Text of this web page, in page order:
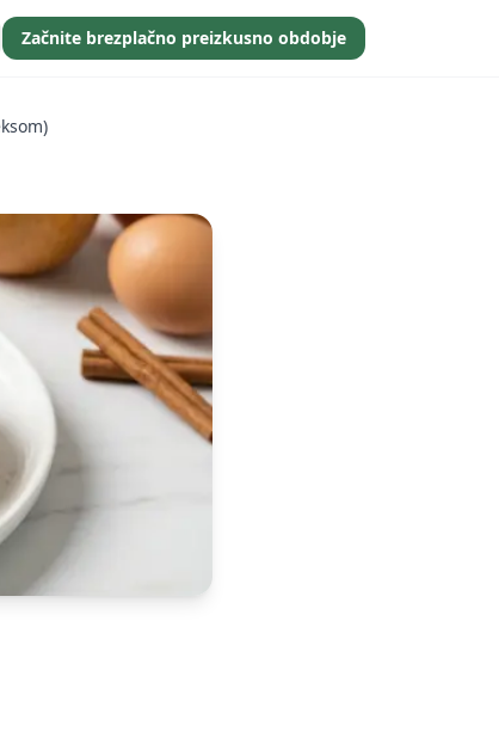
Začnite brezplačno preizkusno obdobje